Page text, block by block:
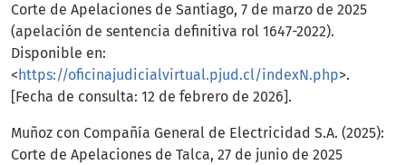
Corte de Apelaciones de Santiago, 7 de marzo de 2025
(apelación de sentencia definitiva rol 1647-2022).
Disponible en:
< https://oficinajudicialvirtual.pjud.cl/indexN.php>.
[Fecha de consulta: 12 de febrero de 2026].
Muñoz con Compañía General de Electricidad S.A. (2025):
Corte de Apelaciones de Talca, 27 de junio de 2025